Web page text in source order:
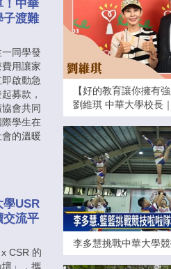
！中華
子渡難
同學發
用讓家
啟動急
募款，
會共同
學生在
的溫暖
USR
交流平
CSR 的
」，攜
【好的教育讓你擁有
劉維琪 中華大學校長
李多慧挑戰中華大學